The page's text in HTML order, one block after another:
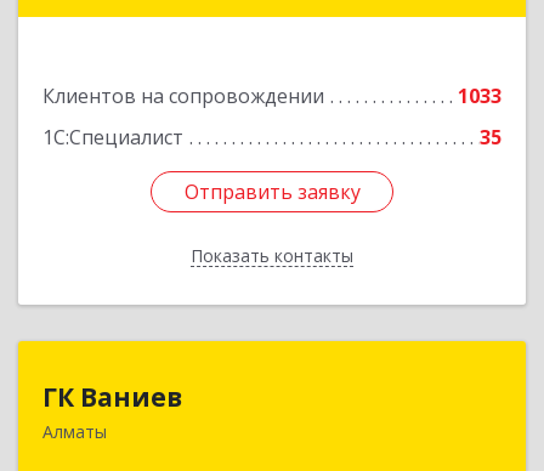
Клиентов на сопровождении
1033
1С:Специалист
35
Отправить заявку
Показать контакты
Отправить заявку
Назад
ГК Ваниев
Алматы
Республика Казахстан, Бостандыкский район,